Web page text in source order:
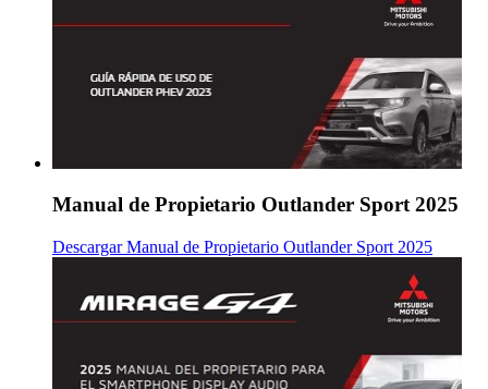
Manual de Propietario Outlander Sport 2025
Descargar Manual de Propietario Outlander Sport 2025